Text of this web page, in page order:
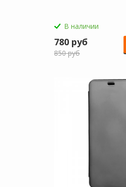
В наличии
780 руб
850 руб